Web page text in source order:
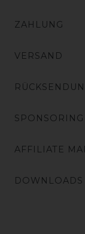
ZAHLUNG
VERSAND
SPONSORING
AFFILIATE
DOWNLOADS